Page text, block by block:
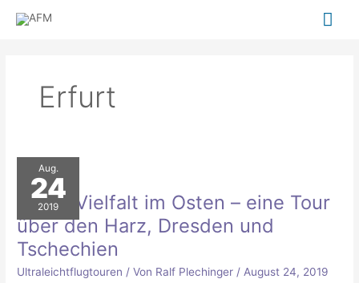
Inhalt
Erfurt
Aug.
24
2019
Bunte Vielfalt im Osten – eine Tour
über den Harz, Dresden und
Tschechien
Ultraleichtflugtouren / Von Ralf Plechinger / August 24, 2019
Bunte
Vielfalt
im
Osten
–
eine
Tour
über
den
Harz,
Dresden
und